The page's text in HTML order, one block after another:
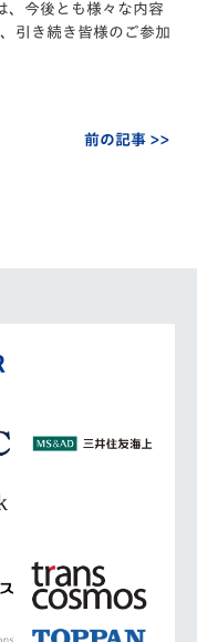
、今後とも様々な内容
引き続き皆様のご参加
前の記事 >>